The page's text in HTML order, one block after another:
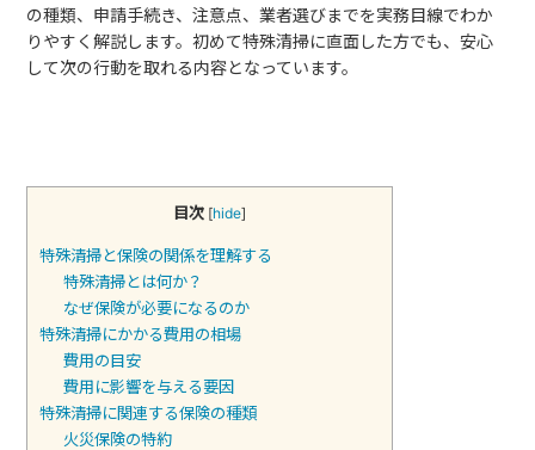
の種類、申請手続き、注意点、業者選びまでを実務目線でわか
りやすく解説します。初めて特殊清掃に直面した方でも、安心
して次の行動を取れる内容となっています。
目次 [hide]
特殊清掃と保険の関係を理解する
特殊清掃とは何か？
なぜ保険が必要になるのか
特殊清掃にかかる費用の相場
費用の目安
費用に影響を与える要因
特殊清掃に関連する保険の種類
火災保険の特約